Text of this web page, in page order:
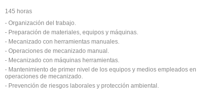
145 horas
- Organización del trabajo.
- Preparación de materiales, equipos y máquinas.
- Mecanizado con herramientas manuales.
- Operaciones de mecanizado manual.
- Mecanizado con máquinas herramientas.
- Mantenimiento de primer nivel de los equipos y medios empleados en
operaciones de mecanizado.
- Prevención de riesgos laborales y protección ambiental.